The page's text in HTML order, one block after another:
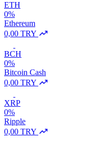
ETH
0%
Ethereum
0,00 TRY
BCH
0%
Bitcoin Cash
0,00 TRY
XRP
0%
Ripple
0,00 TRY